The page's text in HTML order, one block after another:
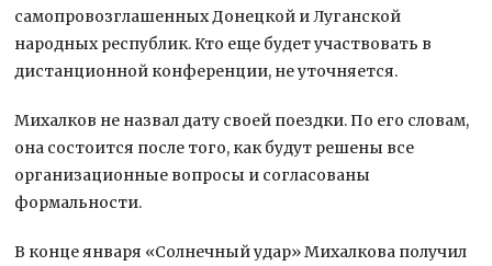
самопровозглашенных Донецкой и Луганской
народных республик. Кто еще будет участвовать в
дистанционной конференции, не уточняется.
Михалков не назвал дату своей поездки. По его словам,
она состоится после того, как будут решены все
организационные вопросы и согласованы
формальности.
В конце января «Солнечный удар» Михалкова получил